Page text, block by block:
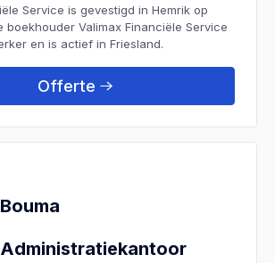
Service is gevestigd in Hemrik op
boekhouder Valimax Financiële Service
en is actief in Friesland.
Offerte
Bouma
Administratiekantoor